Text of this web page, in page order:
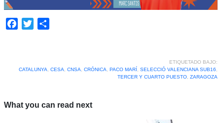
Facebook
Twitter
ETIQUETADO BAJO:
CATALUNYA, CESA, CNSA, CRÓNICA, PACO MARÍ, SELECCIÓ VALENCIANA SUB16,
TERCER Y CUARTO PUESTO, ZARAGOZA
What you can read next